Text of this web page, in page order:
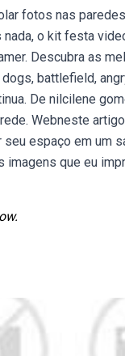
fotos nas
o kit festa
Descubra as
battlefield,
De nilcilene
Webneste
espaço em um
imagens que eu